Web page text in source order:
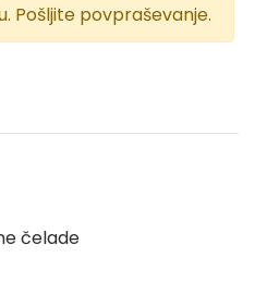
Pošljite povpraševanje.
čelade